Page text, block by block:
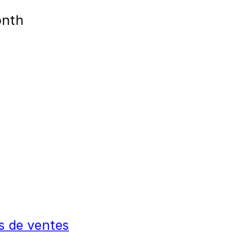
de ventes